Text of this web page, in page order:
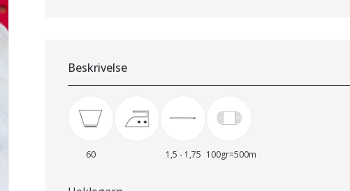
Beskrivelse
60 1,5 - 1,75 100gr=500m